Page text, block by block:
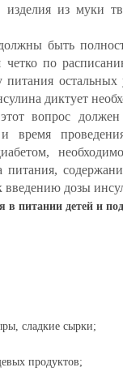
из муки
быть
по
остальных
диктует
вопрос
время
питания,
введению дозы
в питании детей и
сладкие сырки;
продуктов;